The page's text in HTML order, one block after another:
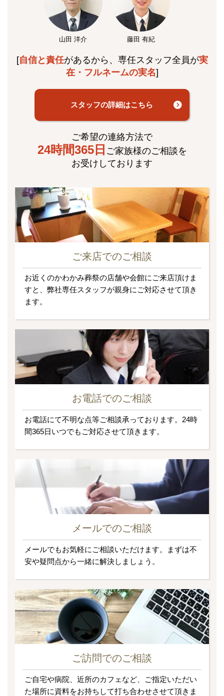
山田 洋介 藤田 有紀
[自信と責任があるから、専任スタッフ全員が実
在・フルネームの実名]
スタッフの詳細はこちら
ご希望の連絡方法で
24時間365日 ご家族様のご相談を
お受けしております
ご来店でのご相談
お近くのかわかみ葬祭の店舗や会館にご来店頂けま
すと、弊社専任スタッフが親身にご対応させて頂き
ます。
お電話でのご相談
お電話にて不明な点等ご相談承っております。24時
間365日いつでもご対応させて頂きます。
メールでのご相談
メールでもお気軽にご相談いただけます。まずは不
安や疑問点から一緒に解決しましょう。
ご訪問でのご相談
ご自宅や病院、近所のカフェなど、ご指定いただい
た場所に資料をお持ちして打ち合わせさせて頂きま